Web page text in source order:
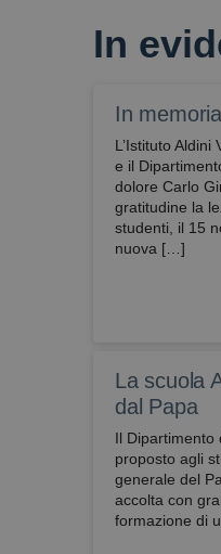
In
In
L’Istituto
e il
dolore Carlo
gratitudine la
studenti, il 15
nuova […]
La scuola
dal Papa
Il Dipartimento
proposto agli
generale del
accolta con
formazione di